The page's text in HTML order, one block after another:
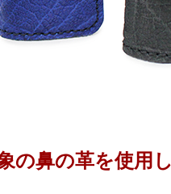
の鼻の革を使用